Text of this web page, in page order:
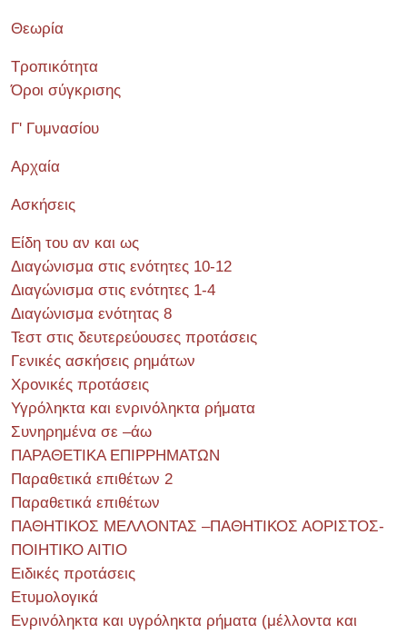
Θεωρία
Τροπικότητα
Όροι σύγκρισης
Γ' Γυμνασίου
Αρχαία
Ασκήσεις
Είδη του αν και ως
Διαγώνισμα στις ενότητες 10-12
Διαγώνισμα στις ενότητες 1-4
Διαγώνισμα ενότητας 8
Τεστ στις δευτερεύουσες προτάσεις
Γενικές ασκήσεις ρημάτων
Χρονικές προτάσεις
Υγρόληκτα και ενρινόληκτα ρήματα
Συνηρημένα σε –άω
ΠΑΡΑΘΕΤΙΚΑ ΕΠΙΡΡΗΜΑΤΩΝ
Παραθετικά επιθέτων 2
Παραθετικά επιθέτων
ΠΑΘΗΤΙΚΟΣ ΜΕΛΛΟΝΤΑΣ –ΠΑΘΗΤΙΚΟΣ ΑΟΡΙΣΤΟΣ-
ΠΟΙΗΤΙΚΟ ΑΙΤΙΟ
Ειδικές προτάσεις
Ετυμολογικά
Ενρινόληκτα και υγρόληκτα ρήματα (μέλλοντα και